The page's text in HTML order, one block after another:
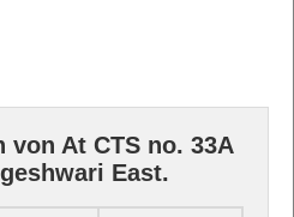
von At CTS no. 33A
East.